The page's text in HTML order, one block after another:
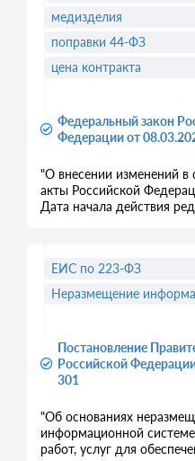
Федеральный закон
Федерации от
"О внесении изменений в
акты Российской
Дата начала действия
медизделия
поправки 44-ФЗ
цена контракта
Постановление
Российской
301
"Об основаниях
информационной
работ, услуг для
ЕИС по 223-ФЗ
Неразмещение